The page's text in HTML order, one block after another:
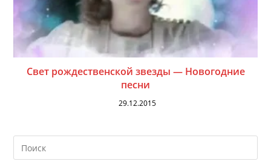
Свет рождественской звезды — Новогодние
песни
29.12.2015